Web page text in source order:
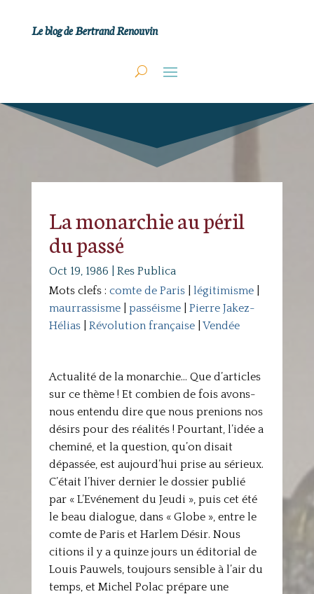
Le blog de Bertrand Renouvin
La monarchie au péril
du passé
Oct 19, 1986
Res Publica
Mots clefs : comte de Paris| légitimisme|
maurrassisme| passéisme| Pierre Jakez-
Hélias| Révolution française| Vendée
Actualité de la monarchie… Que d’articles
sur ce thème ! Et combien de fois avons-
nous entendu dire que nous prenions nos
désirs pour des réalités ! Pourtant, l’idée a
cheminé, et la question, qu’on disait
dépassée, est aujourd’hui prise au sérieux.
C’était l’hiver dernier le dossier publié
par « L’Evénement du Jeudi », puis cet été
le beau dialogue, dans « Globe », entre le
comte de Paris et Harlem Désir. Nous
citions il y a quinze jours un éditorial de
Louis Pauwels, toujours sensible à l’air du
temps, et Michel Polac prépare une